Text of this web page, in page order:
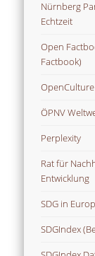
Nürnberg
Echtzeit
Open
Factbook)
ÖPNV
Perplexity
Rat für
Entwicklung
SDG in
SDGIndex